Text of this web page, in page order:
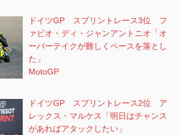
ドイツGP スプリントレース3位 フ
ァビオ・ディ・ジャンアントニオ「オ
ーバーテイクが難しくペースを落とし
た」
MotoGP
ドイツGP スプリントレース2位 ア
レックス・マルケス「明日はチャンス
があればアタックしたい」